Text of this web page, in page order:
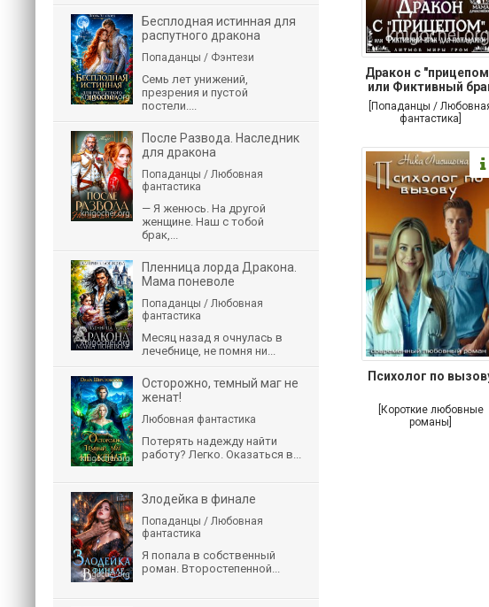
Дракон с
или Фиктивный
[Попаданцы /
фантастика]
Психолог по
[Короткие любовные
романы]
Бесплодная истинная для
распутного дракона
Попаданцы / Фэнтези
Семь лет унижений,
презрения и пустой
постели....
После Развода. Наследник
для дракона
Попаданцы / Любовная
фантастика
— Я женюсь. На другой
женщине. Наш с тобой
брак,...
Пленница лорда Дракона.
Мама поневоле
Попаданцы / Любовная
фантастика
Месяц назад я очнулась в
лечебнице, не помня ни...
Осторожно, темный маг не
женат!
Любовная фантастика
Потерять надежду найти
работу? Легко. Оказаться в...
Злодейка в финале
Попаданцы / Любовная
фантастика
Я попала в собственный
роман. Второстепенной...